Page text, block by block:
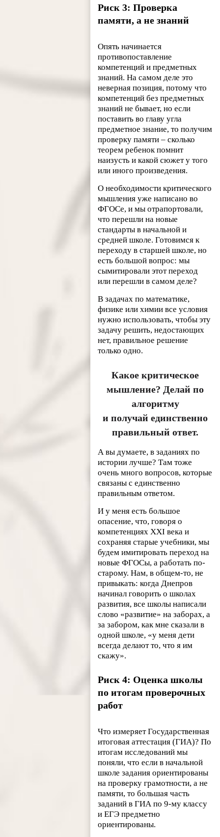
Риск 3: Проверка
памяти, а не знаний
Опять начинается
противопоставление
компетенций и предметных
знаний. На самом деле это
неверная позиция, потому что
компетенций без предметных
знаний не бывает, но если
поставить во главу угла
предметное знание, то получим
проверку памяти – сколько
теорем ребенок помнит
наизусть и какой сюжет у того
или иного произведения.
О необходимости критического
мышления уже написано во
ФГОСе, и мы отрапортовали,
что перешли на новые
стандарты в начальной и
средней школе. Готовимся к
переходу в старшей школе, но
есть большой вопрос: мы
сымитировали этот переход
или перешли в самом деле?
В задачах по математике,
физике или химии все условия
нужно использовать, чтобы эту
задачу решить, недостающих
нет, правильное решение
только одно.
Какое критическое
мышление? Делай по
алгоритму
и получай единственно
правильный ответ.
А вы думаете, в заданиях по
истории лучше? Там тоже
очень много вопросов, которые
связаны с единственно
правильным ответом.
И у меня есть большое
опасение, что, говоря о
компетенциях XXI века и
сохраняя старые учебники, мы
будем имитировать переход на
новые ФГОСы, а работать по-
старому. Нам, в общем-то, не
привыкать: когда Днепров
начинал говорить о школах
развития, все школы написали
слово «развитие» на заборах, а
за забором, как мне сказали в
одной школе, «у меня дети
всегда делают то, что я им
скажу».
Риск 4: Оценка школы
по итогам проверочных
работ
Что измеряет Государственная
итоговая аттестация (ГИА)? По
итогам исследований мы
поняли, что если в начальной
школе задания ориентированы
на проверку грамотности, а не
памяти, то большая часть
заданий в ГИА по 9-му классу
и ЕГЭ предметно
ориентированы.